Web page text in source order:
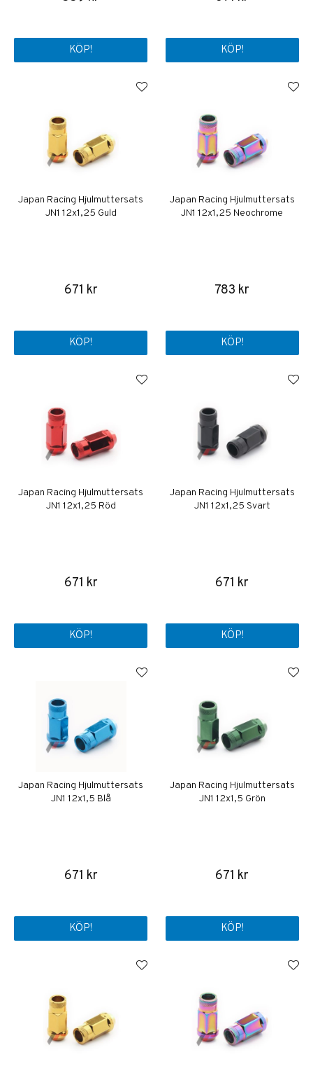
KÖP! KÖP!
Japan Racing Hjulmuttersats
JN1 12x1,25 Guld
671 kr
KÖP!
Japan Racing Hjulmuttersats
JN1 12x1,25 Neochrome
783 kr
KÖP!
Japan Racing Hjulmuttersats
JN1 12x1,25 Röd
671 kr
KÖP!
Japan Racing Hjulmuttersats
JN1 12x1,25 Svart
671 kr
KÖP!
Japan Racing Hjulmuttersats
JN1 12x1,5 Blå
671 kr
KÖP!
Japan Racing Hjulmuttersats
JN1 12x1,5 Grön
671 kr
KÖP!